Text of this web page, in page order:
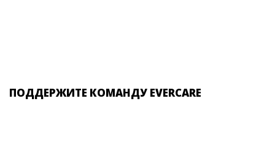
ПОДДЕРЖИТЕ КОМАНДУ EVERCARE